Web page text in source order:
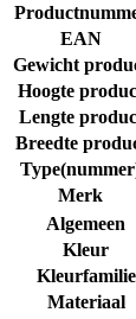
EAN
Gewicht
Hoogte
Lengte
Breedte
Merk
Algemeen
Kleur
Kleurfamilie
Materiaal